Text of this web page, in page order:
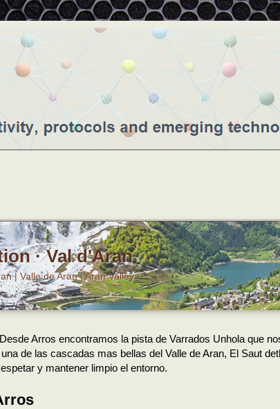
· Val d'Aran
| Valle de Aran | Aran Valley
Arros encontramos la pista de Varrados Unhola que
de las cascadas mas bellas del Valle de Aran, El Saut
y mantener limpio el entorno.